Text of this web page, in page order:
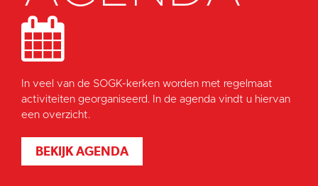
In veel van de SOGK-kerken worden met regelmaat
activiteiten georganiseerd. In de agenda vindt u hiervan
een overzicht.
BEKIJK AGENDA